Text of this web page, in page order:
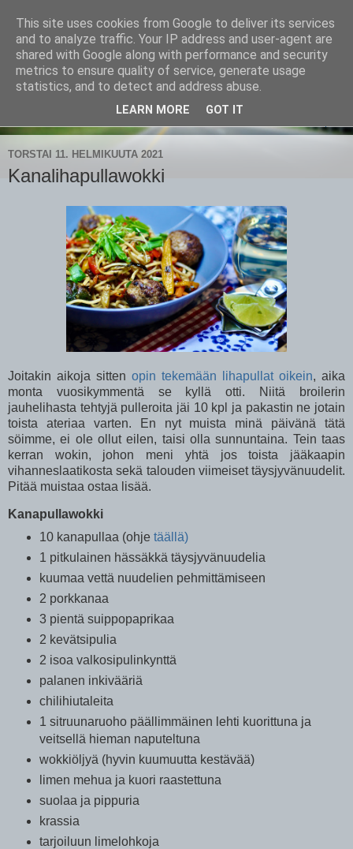
CampaSimpukka
kammen- ja kauhanpyöritystä
TORSTAI 11. HELMIKUUTA 2021
Kanalihapullawokki
Joitakin aikoja sitten opin tekemään lihapullat oikein, aika
monta vuosikymmentä se kyllä otti. Niitä broilerin
jauhelihasta tehtyjä pulleroita jäi 10 kpl ja pakastin ne jotain
toista ateriaa varten. En nyt muista minä päivänä tätä
söimme, ei ole ollut eilen, taisi olla sunnuntaina. Tein taas
kerran wokin, johon meni yhtä jos toista jääkaapin
vihanneslaatikosta sekä talouden viimeiset täysjyvänuudelit.
Pitää muistaa ostaa lisää.
Kanapullawokki
10 kanapullaa (ohje täällä)
1 pitkulainen hässäkkä täysjyvänuudelia
kuumaa vettä nuudelien pehmittämiseen
2 porkkanaa
3 pientä suippopaprikaa
2 kevätsipulia
2 isoa valkosipulinkynttä
palanen inkivääriä
chilihiutaleita
1 sitruunaruoho päällimmäinen lehti kuorittuna ja
veitsellä hieman naputeltuna
wokkiöljyä (hyvin kuumuutta kestävää)
limen mehua ja kuori raastettuna
suolaa ja pippuria
krassia
tarjoiluun limelohkoja
This site uses cookies from Google to deliver its services
and to analyze traffic. Your IP address and user-agent are
shared with Google along with performance and security
metrics to ensure quality of service, generate usage
statistics, and to detect and address abuse.
LEARN MORE GOT IT